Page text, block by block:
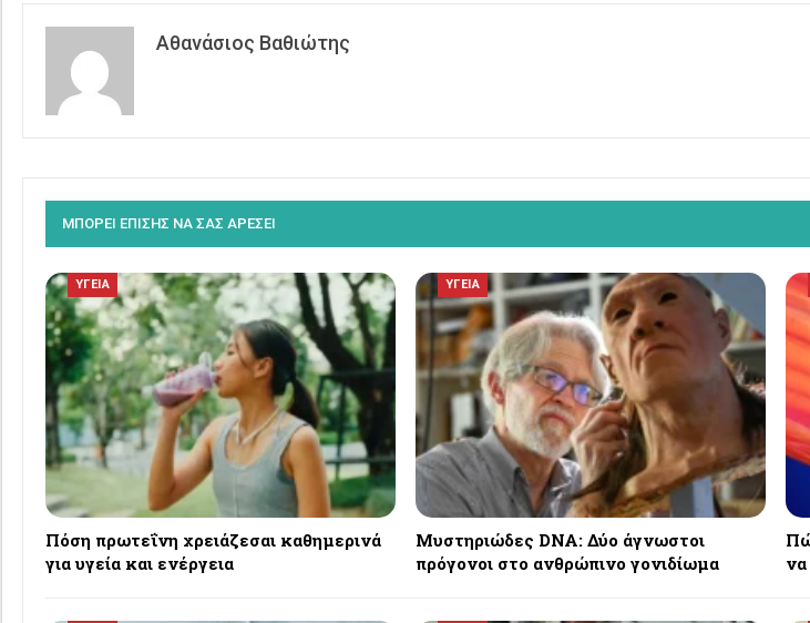
Αθανάσιος Βαθιώτης
ΜΠΟΡΕΙ ΕΠΙΣΗΣ ΝΑ ΣΑΣ ΑΡΕΣΕΙ
ΥΓΕΙΑ
Πόση πρωτεΐνη χρειάζεσαι καθημερινά
για υγεία και ενέργεια
ΥΓΕΙΑ
Μυστηριώδες DNA: Δύο άγνωστοι
πρόγονοι στο ανθρώπινο γονιδίωμα